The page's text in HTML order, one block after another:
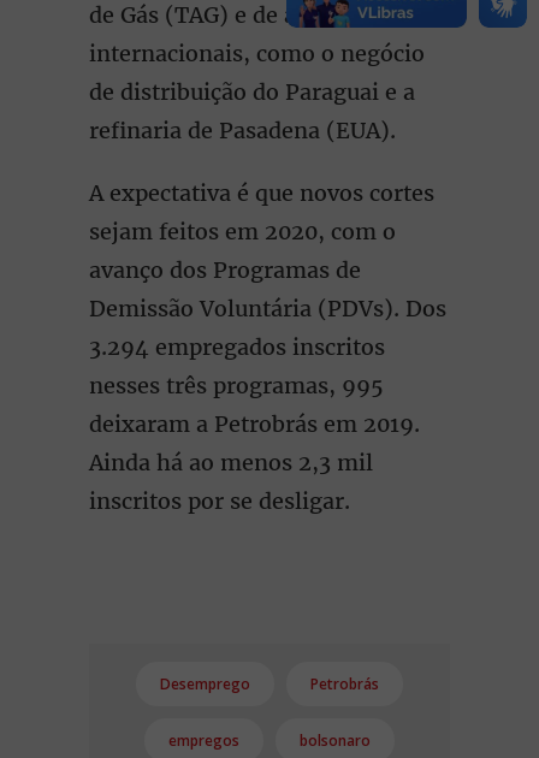
de Gás (TAG) e de ativos
internacionais, como o negócio
de distribuição do Paraguai e a
refinaria de Pasadena (EUA).
A expectativa é que novos cortes
sejam feitos em 2020, com o
avanço dos Programas de
Demissão Voluntária (PDVs). Dos
3.294 empregados inscritos
nesses três programas, 995
deixaram a Petrobrás em 2019.
Ainda há ao menos 2,3 mil
inscritos por se desligar.
Desemprego Petrobrás
empregos bolsonaro